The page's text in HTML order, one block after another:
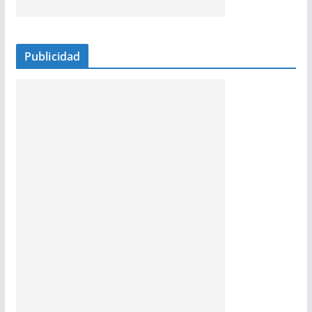
Publicidad